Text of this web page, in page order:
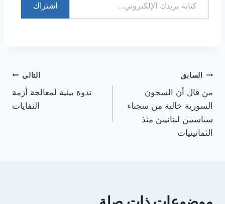
اشتراك
تصفّح
المقالات
السابق
من قال أن السجون
السورية خالية من سجناء
سياسيين لبنانيين منذ
الثمانينيات
التالي
ندوة بيئية لمعالجة أزمة
النفايات